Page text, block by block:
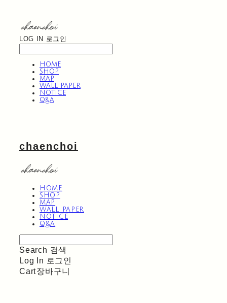
LOG IN 로그인
HOME
SHOP
MAP
WALL PAPER
NOTICE
Q&A
chaenchoi
HOME
SHOP
MAP
WALL PAPER
NOTICE
Q&A
Search 검색
Log In 로그인
Cart장바구니